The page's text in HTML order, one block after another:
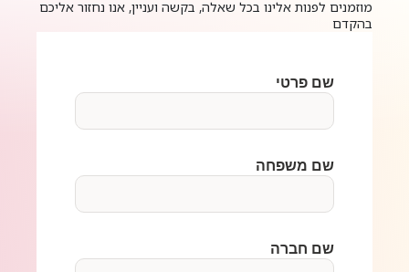
מוזמנים לפנות אלינו בכל שאלה, בקשה ועניין, אנו נחזור אליכם
בהקדם